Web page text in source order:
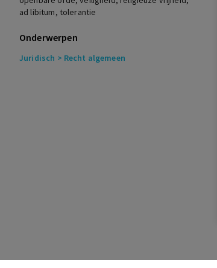
Everett,
postcolonial studies), 2020
ad libitum, tolerantie
Onderwerpen
Juridisch > Recht algemeen